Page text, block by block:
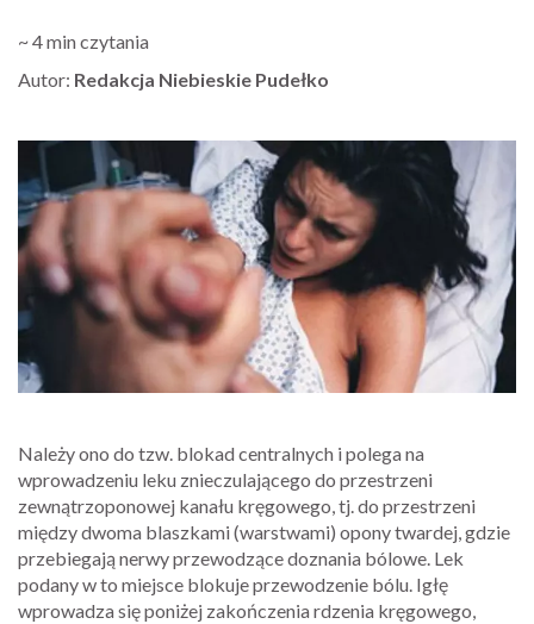
~ 4 min czytania
Autor: Redakcja Niebieskie Pudełko
Należy ono do tzw. blokad centralnych i polega na
wprowadzeniu leku znieczulającego do przestrzeni
zewnątrzoponowej kanału kręgowego, tj. do przestrzeni
między dwoma blaszkami (warstwami) opony twardej, gdzie
przebiegają nerwy przewodzące doznania bólowe. Lek
podany w to miejsce blokuje przewodzenie bólu. Igłę
wprowadza się poniżej zakończenia rdzenia kręgowego,